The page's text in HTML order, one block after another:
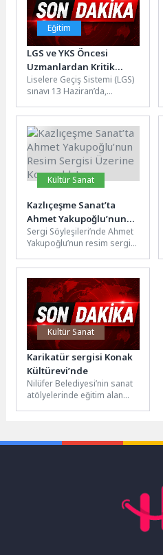
Eğitim
LGS ve YKS Öncesi
Uzmanlardan Kritik
Uyarılar
Liselere Geçiş Sistemi (LGS)
sınavı 13 Haziran’da,
Sınavı (YKS) ise 20-21
Haziran tarihlerinde...
Kültür Sanat
Kazlıçeşme Sanat’ta
Ahmet Yakupoğlu’nun
Resim Sergisi Üzerine
Konuşuldu!
Sergi Söyleşileri’nde Ahmet
Yakupoğlu’nun resim sergisi
hakkında konuşuldu.
Serginin küratörü Erkan
Doğanay’ın...
Kültür Sanat
Karikatür sergisi Konak
Kültürevi’nde
Nilüfer Belediyesi’nin sanat
atölyelerinde eğitim alan
düzenlenen...